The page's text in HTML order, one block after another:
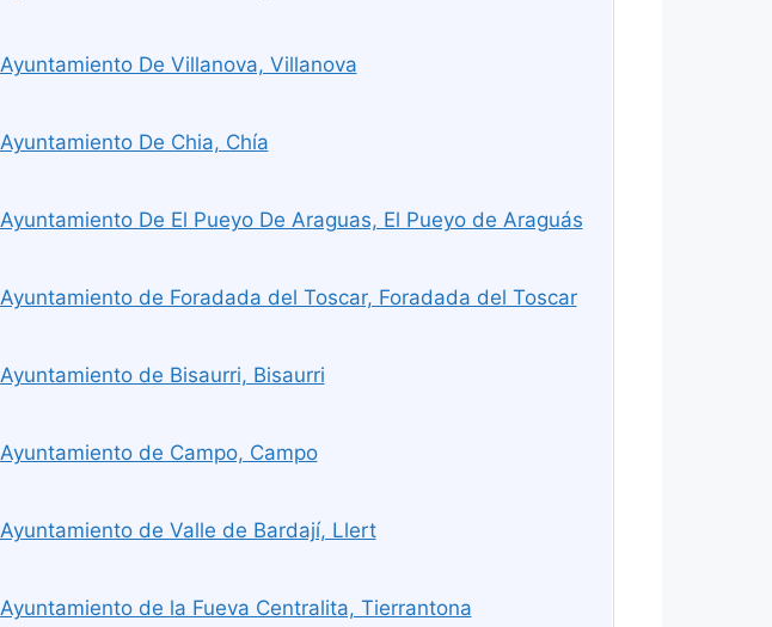
Ayuntamiento De Villanova, Villanova
Ayuntamiento De Chia, Chía
Ayuntamiento De El Pueyo De Araguas, El Pueyo de Araguás
Ayuntamiento de Foradada del Toscar, Foradada del Toscar
Ayuntamiento de Bisaurri, Bisaurri
Ayuntamiento de Campo, Campo
Ayuntamiento de Valle de Bardají, Llert
Ayuntamiento de la Fueva Centralita, Tierrantona